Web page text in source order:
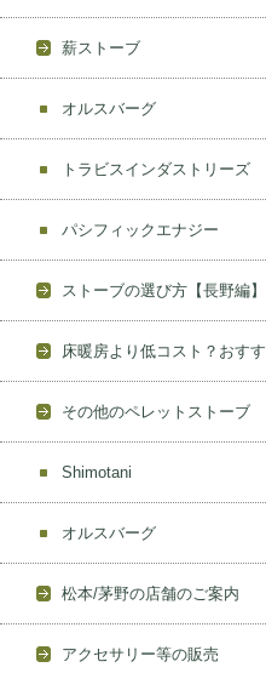
薪ストーブ
オルスバーグ
トラビスインダストリーズ
パシフィックエナジー
ストーブの選び方【長野編】
床暖房より低コスト？おす
その他のペレットストーブ
Shimotani
オルスバーグ
松本/茅野の店舗のご案内
アクセサリー等の販売